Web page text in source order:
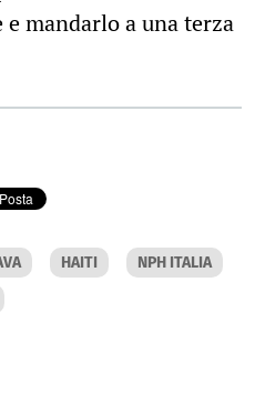
mandarlo a una terza
HAITI
NPH ITALIA